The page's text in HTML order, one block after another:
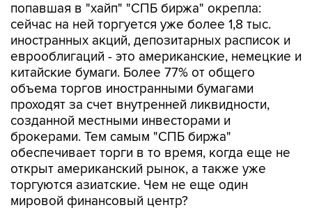
попавшая в "хайп" "СПБ биржа" окрепла:
сейчас на ней торгуется уже более 1,8 тыс.
иностранных акций, депозитарных расписок и
еврооблигаций - это американские, немецкие и
китайские бумаги. Более 77% от общего
объема торгов иностранными бумагами
проходят за счет внутренней ликвидности,
созданной местными инвесторами и
брокерами. Тем самым "СПБ биржа"
обеспечивает торги в то время, когда еще не
открыт американский рынок, а также уже
торгуются азиатские. Чем не еще один
мировой финансовый центр?